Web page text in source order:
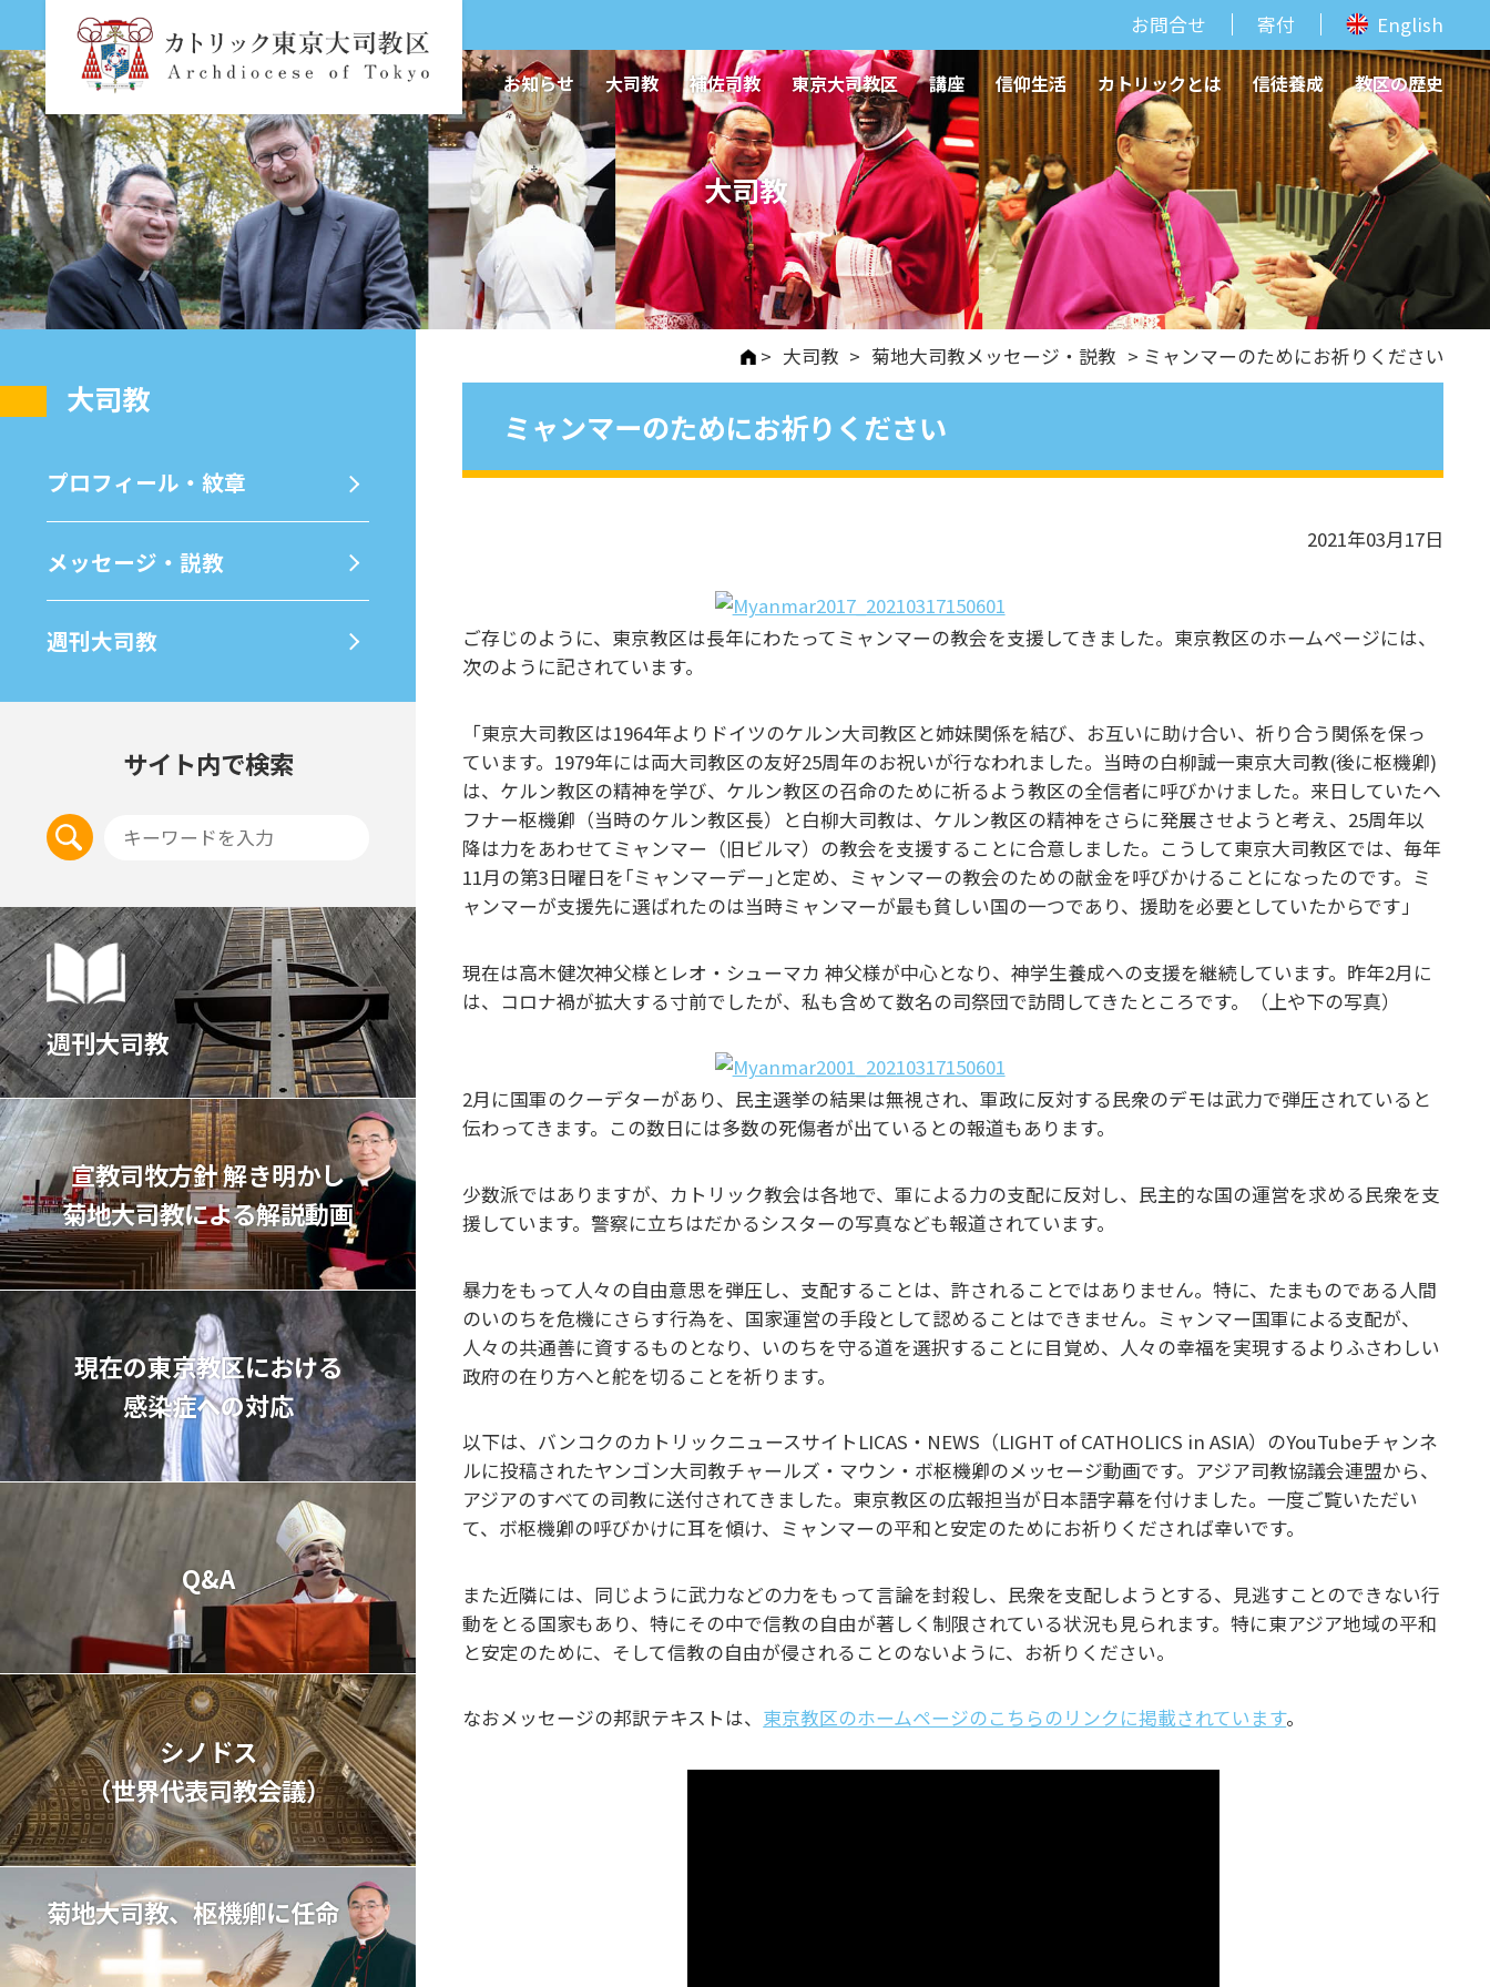
お問合せ 寄付 English
お知らせ 大司教 補佐司教 東京大司教区 講座 信仰生活 カトリックとは 信徒養成 教区の歴史
大司教
> 大司教 > 菊地大司教メッセージ・説教 > ミャンマーのためにお祈りください
ミャンマーのためにお祈りください
2021年03月17日
ご存じのように、東京教区は長年にわたってミャンマーの教会を支援してきました。東京教区のホームページには、
次のように記されています。
「東京大司教区は1964年よりドイツのケルン大司教区と姉妹関係を結び、お互いに助け合い、祈り合う関係を保っ
ています。1979年には両大司教区の友好25周年のお祝いが行なわれました。当時の白柳誠一東京大司教(後に枢機卿)
は、ケルン教区の精神を学び、ケルン教区の召命のために祈るよう教区の全信者に呼びかけました。来日していたヘ
フナー枢機卿（当時のケルン教区長）と白柳大司教は、ケルン教区の精神をさらに発展させようと考え、25周年以
降は力をあわせてミャンマー（旧ビルマ）の教会を支援することに合意しました。こうして東京大司教区では、毎年
11月の第3日曜日を｢ミャンマーデー｣と定め、ミャンマーの教会のための献金を呼びかけることになったのです。ミ
ャンマーが支援先に選ばれたのは当時ミャンマーが最も貧しい国の一つであり、援助を必要としていたからです」
現在は高木健次神父様とレオ・シューマカ 神父様が中心となり、神学生養成への支援を継続しています。昨年2月に
は、コロナ禍が拡大する寸前でしたが、私も含めて数名の司祭団で訪問してきたところです。（上や下の写真）
2月に国軍のクーデターがあり、民主選挙の結果は無視され、軍政に反対する民衆のデモは武力で弾圧されていると
伝わってきます。この数日には多数の死傷者が出ているとの報道もあります。
少数派ではありますが、カトリック教会は各地で、軍による力の支配に反対し、民主的な国の運営を求める民衆を支
援しています。警察に立ちはだかるシスターの写真なども報道されています。
暴力をもって人々の自由意思を弾圧し、支配することは、許されることではありません。特に、たまものである人間
のいのちを危機にさらす行為を、国家運営の手段として認めることはできません。ミャンマー国軍による支配が、
人々の共通善に資するものとなり、いのちを守る道を選択することに目覚め、人々の幸福を実現するよりふさわしい
政府の在り方へと舵を切ることを祈ります。
以下は、バンコクのカトリックニュースサイトLICAS・NEWS（LIGHT of CATHOLICS in ASIA）のYouTubeチャンネ
ルに投稿されたヤンゴン大司教チャールズ・マウン・ボ枢機卿のメッセージ動画です。アジア司教協議会連盟から、
アジアのすべての司教に送付されてきました。東京教区の広報担当が日本語字幕を付けました。一度ご覧いただい
て、ボ枢機卿の呼びかけに耳を傾け、ミャンマーの平和と安定のためにお祈りくだされば幸いです。
また近隣には、同じように武力などの力をもって言論を封殺し、民衆を支配しようとする、見逃すことのできない行
動をとる国家もあり、特にその中で信教の自由が著しく制限されている状況も見られます。特に東アジア地域の平和
と安定のために、そして信教の自由が侵されることのないように、お祈りください。
なおメッセージの邦訳テキストは、 東京教区のホームページのこちらのリンクに掲載されています。
⼤司教
プロフィール・紋章
メッセージ・説教
週刊⼤司教
サイト内で検索
週刊大司教
宣教司牧⽅針 解き明かし
菊地⼤司教による解説動画
現在の東京教区における
感染症への対応
Q&A
シノドス
（世界代表司教会議）
菊地大司教、枢機卿に任命